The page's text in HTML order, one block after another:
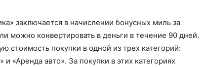
заключается в начислении бонусных миль за
можно конвертировать в деньги в течение 90 дней.
стоимость покупки в одной из трех категорий:
«Аренда авто». За покупки в этих категориях